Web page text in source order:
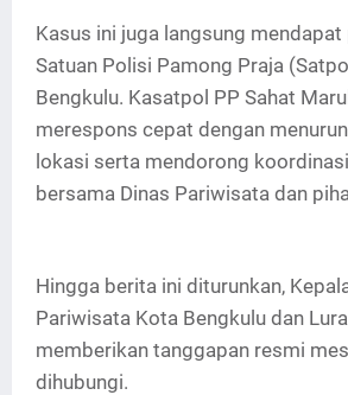
Kasus ini juga langsung
Satuan Polisi Pamong Praja
Bengkulu. Kasatpol PP Sahat
merespons cepat dengan
lokasi serta mendorong
bersama Dinas Pariwisata dan
Hingga berita ini diturunkan,
Pariwisata Kota Bengkulu dan
memberikan tanggapan resmi
dihubungi.